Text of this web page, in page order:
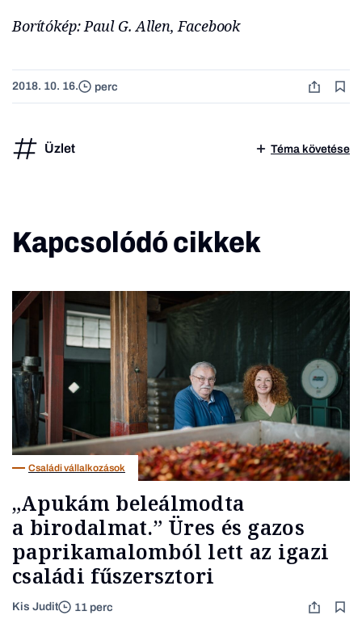
Borítókép: Paul G. Allen, Facebook
2018. 10. 16. perc
Üzlet Téma követése
Kapcsolódó cikkek
Családi vállalkozások
„Apukám beleálmodta
a birodalmat.” Üres és gazos
paprikamalomból lett az igazi
családi fűszersztori
Kis Judit 11 perc